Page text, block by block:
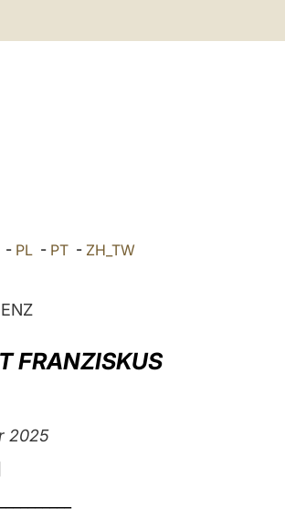
- PL - PT - ZH_TW
FRANZISKUS
2025